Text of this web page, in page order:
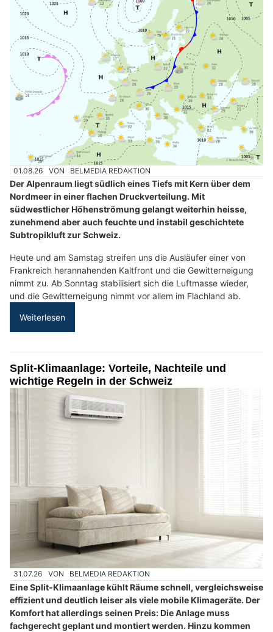
01.08.26 VON BELMEDIA REDAKTION
Der Alpenraum liegt südlich eines Tiefs mit Kern über dem
Nordmeer in einer flachen Druckverteilung. Mit
südwestlicher Höhenströmung gelangt weiterhin heisse,
zunehmend aber auch feuchte und instabil geschichtete
Subtropikluft zur Schweiz.
Heute und am Samstag streifen uns die Ausläufer einer von
Frankreich herannahenden Kaltfront und die Gewitterneigung
nimmt zu. Ab Sonntag stabilisiert sich die Luftmasse wieder,
und die Gewitterneigung nimmt vor allem im Flachland ab.
Weiterlesen
Split-Klimaanlage: Vorteile, Nachteile und
wichtige Regeln in der Schweiz
31.07.26 VON BELMEDIA REDAKTION
Eine Split-Klimaanlage kühlt Räume schnell, vergleichsweise
effizient und deutlich leiser als viele mobile Klimageräte. Der
Komfort hat allerdings seinen Preis: Die Anlage muss
fachgerecht geplant und montiert werden. Hinzu kommen